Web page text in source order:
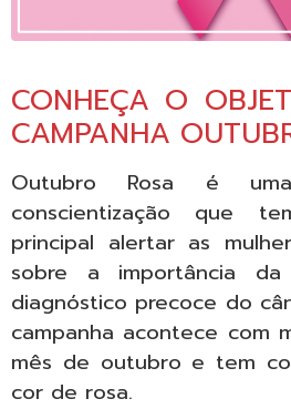
CONHEÇA O
CAMPANHA
Outubro Rosa é
conscientização que
principal alertar as
sobre a importância
diagnóstico precoce do
campanha acontece com
mês de outubro e tem
cor de rosa.